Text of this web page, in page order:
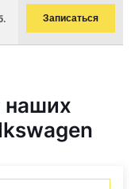
Записаться
наших